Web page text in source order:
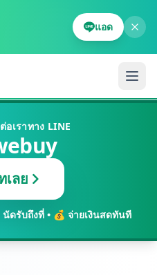
แอด
อเราทาง LINE
เลย
ดรับถึงที่ • 💰 จ่ายเงินสดทันที